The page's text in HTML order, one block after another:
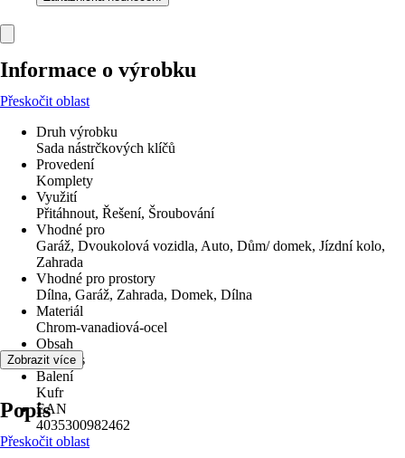
Informace o výrobku
Přeskočit oblast
Druh výrobku
Sada nástrčkových klíčů
Provedení
Komplety
Využití
Přitáhnout, Řešení, Šroubování
Vhodné pro
Garáž, Dvoukolová vozidla, Auto, Dům/ domek, Jízdní kolo,
Zahrada
Vhodné pro prostory
Dílna, Garáž, Zahrada, Domek, Dílna
Materiál
Chrom-vanadiová-ocel
Obsah
216 Kus
Balení
Kufr
EAN
4035300982462
Zobrazit více
Popis
Přeskočit oblast